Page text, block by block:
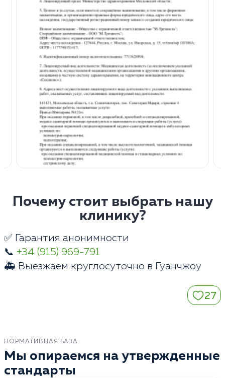
Почему стоит выбрать нашу
клинику?
✅ Гарантия анонимности
📞 +34 (915) 969-791
🚑 Выезжаем круглосуточно в Гуанчжоу
27
НОРМАТИВНАЯ БАЗА
Мы опираемся на утвержденные
стандарты